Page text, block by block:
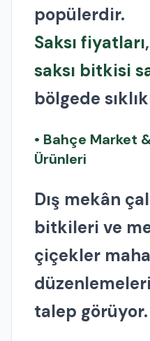
popülerdir.
Saksı fiyatları,
saksı bitkisi
bölgede
• Bahçe Market
Ürünleri
Dış mekân
bitkileri ve
çiçekler
talep görüyor.